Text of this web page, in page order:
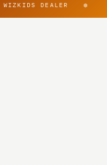
WIZKIDS DEALER ⬢